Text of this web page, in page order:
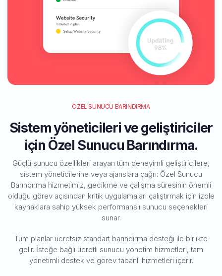
ÖZEL SUNUCU BARINDIRMA
Sistem yöneticileri ve geliştiriciler
için Özel Sunucu Barındırma.
Güçlü sunucu özellikleri arayan tüm deneyimli geliştiricilere,
sistem yöneticilerine veya ajanslara çağrı: Özel Sunucu
Barındırma hizmetimiz, gecikme ve çalışma süresinin önemli
olduğu görev açısından kritik uygulamaları çalıştırmak için izole
kaynaklara sahip yüksek performanslı sunucu seçenekleri
sunar.
Tüm planlar ücretsiz standart barındırma desteği ile birlikte
gelir. İsteğe bağlı ücretli sunucu yönetim hizmetleri, tam
yönetimli destek ve görev tabanlı hizmetleri içerir.